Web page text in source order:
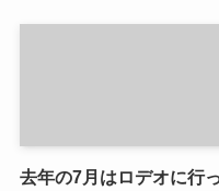
去年の7月はロデオに行